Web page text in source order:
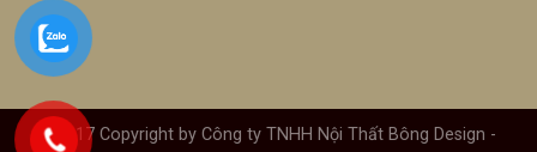
©2017 Copyright by Công ty TNHH Nội Thất Bông Design -